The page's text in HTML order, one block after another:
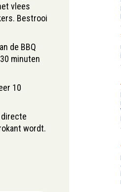
vlees
Bestrooi
de BBQ
minuten
10
wordt.